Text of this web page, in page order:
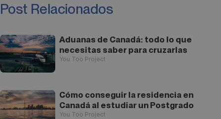
Post Relacionados
Aduanas de Canadá: todo lo que
necesitas saber para cruzarlas
You Too Project
Cómo conseguir la residencia en
Canadá al estudiar un Postgrado
You Too Project